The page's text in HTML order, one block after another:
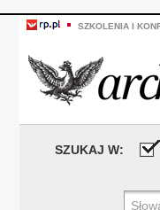
SZKOLENIA I
SZUKAJ W: